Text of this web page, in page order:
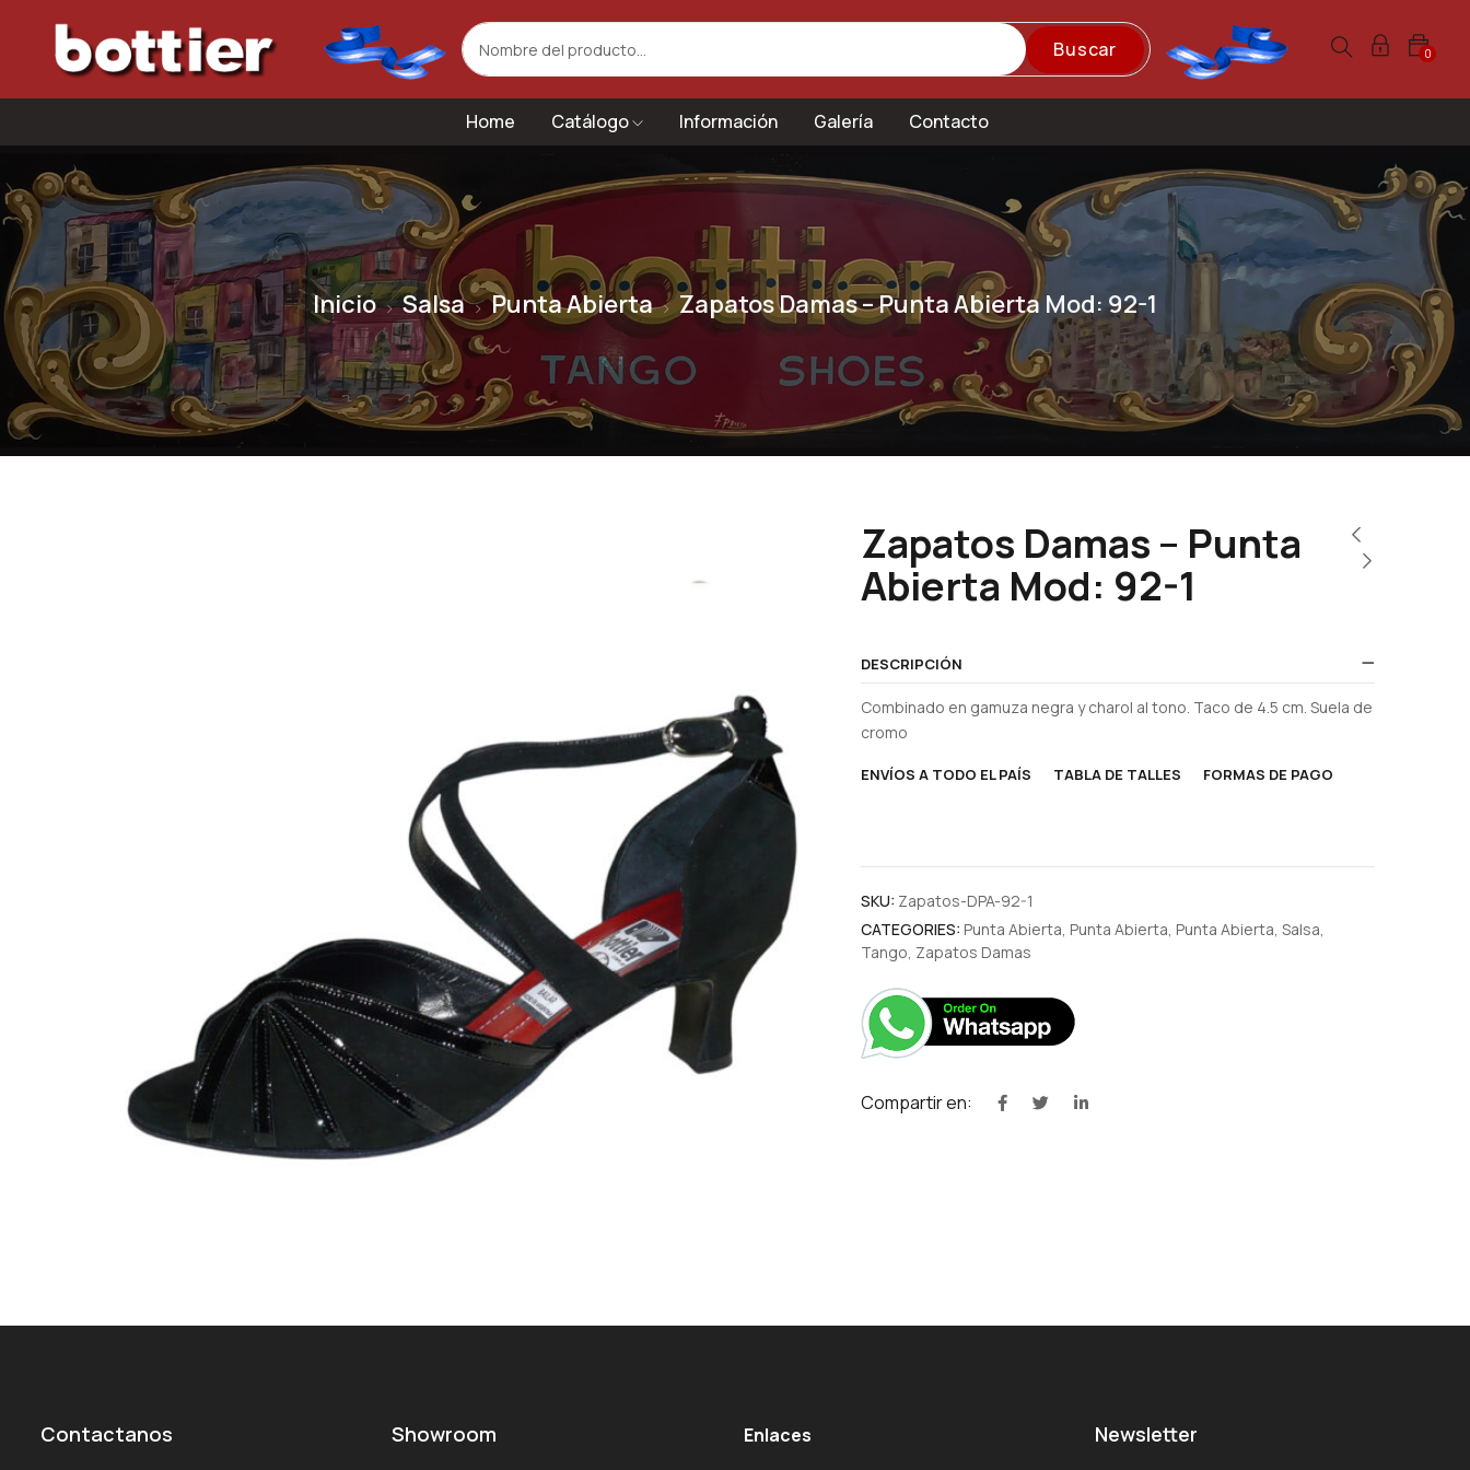
Buscar 0
Home Catálogo Información Galería Contacto
Inicio Salsa Punta Abierta Zapatos Damas – Punta Abierta Mod: 92-1
Zapatos Damas – Punta
Abierta Mod: 92-1
DESCRIPCIÓN
Combinado en gamuza negra y charol al tono. Taco de 4.5 cm. Suela de
cromo
ENVÍOS A TODO EL PAÍS TABLA DE TALLES FORMAS DE PAGO
SKU: Zapatos-DPA-92-1
CATEGORIES: Punta Abierta, Punta Abierta, Punta Abierta, Salsa,
Tango, Zapatos Damas
Compartir en:
Contactanos Showroom Enlaces Newsletter